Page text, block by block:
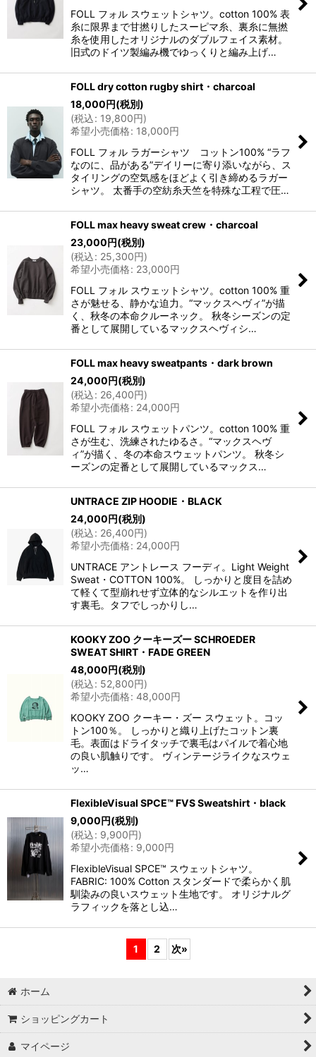
FOLL フォル スウェットシャツ。cotton 100% 表
糸に限界まで甘撚りしたスーピマ糸、裏糸に無撚
糸を使用したオリジナルのダブルフェイス素材。
旧式のドイツ製編み機でゆっくりと編み上げ…
FOLL dry cotton rugby shirt・charcoal
18,000円(税別)
(税込: 19,800円)
希望小売価格: 18,000円
FOLL フォル ラガーシャツ コットン100% “ラフ
なのに、品がある”デイリーに寄り添いながら、ス
タイリングの空気感をほどよく引き締めるラガー
シャツ。 太番手の空紡糸天竺を特殊な工程で圧…
FOLL max heavy sweat crew・charcoal
23,000円(税別)
(税込: 25,300円)
希望小売価格: 23,000円
FOLL フォル スウェットシャツ。cotton 100% 重
さが魅せる、静かな迫力。“マックスヘヴィ”が描
く、秋冬の本命クルーネック。 秋冬シーズンの定
番として展開しているマックスヘヴィシ…
FOLL max heavy sweatpants・dark brown
24,000円(税別)
(税込: 26,400円)
希望小売価格: 24,000円
FOLL フォル スウェットパンツ。cotton 100% 重
さが生む、洗練されたゆるさ。“マックスヘヴ
ィ”が描く、冬の本命スウェットパンツ。 秋冬シ
ーズンの定番として展開しているマックス…
UNTRACE ZIP HOODIE・BLACK
24,000円(税別)
(税込: 26,400円)
希望小売価格: 24,000円
UNTRACE アントレース フーディ。Light Weight
Sweat・COTTON 100%。 しっかりと度目を詰め
て軽くて型崩れせず立体的なシルエットを作り出
す裏毛。タフでしっかりし…
KOOKY ZOO クーキーズー SCHROEDER
SWEAT SHIRT・FADE GREEN
48,000円(税別)
(税込: 52,800円)
希望小売価格: 48,000円
KOOKY ZOO クーキー・ズー スウェット。コッ
トン100％。 しっかりと織り上げたコットン裏
毛。表面はドライタッチで裏毛はパイルで着心地
の良い肌触りです。 ヴィンテージライクなスウェ
ッ…
FlexibleVisual SPCE™ FVS Sweatshirt・black
9,000円(税別)
(税込: 9,900円)
希望小売価格: 9,000円
FlexibleVisual SPCE™ スウェットシャツ。
FABRIC: 100% Cotton スタンダードで柔らかく肌
馴染みの良いスウェット生地です。 オリジナルグ
ラフィックを落とし込…
1 2 次»
ホーム
ショッピングカート
マイページ